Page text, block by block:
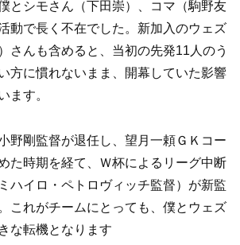
とシモさん（下田崇）、コマ（駒野友
動で長く不在でした。新加入のウェズ
さんも含めると、当初の先発11人のう
方に慣れないまま、開幕していた影響
ます。
野剛監督が退任し、望月一頼ＧＫコー
た時期を経て、Ｗ杯によるリーグ中断
ハイロ・ペトロヴィッチ監督）が新監
これがチームにとっても、僕とウェズ
な転機となります